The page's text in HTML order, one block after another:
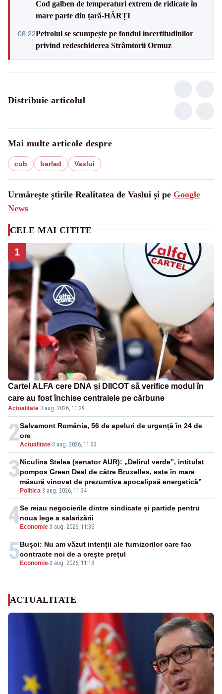
Cod galben de temperaturi extrem de ridicate în
mare parte din țară-HĂRȚI
08:22Petrolul se scumpește pe fondul incertitudinilor
privind redeschiderea Strâmtorii Ormuz
Distribuie articolul
Mai multe articole despre
cub barlad Vaslui
Urmărește știrile Realitatea de Vaslui și pe Google
News
CELE MAI CITITE
1
Cartel ALFA cere DNA și DIICOT să verifice modul în
care au fost închise centralele pe cărbune
Actualitate·3 aug. 2026, 11:29
2Actualitate-3 aug. 2026, 11:33
Salvamont România, 56 de apeluri de urgență în 24 de
ore
3
Politica-3 aug. 2026, 11:34
Niculina Stelea (senator AUR): „Delirul verde”, intitulat
pompos Green Deal de către Bruxelles, este în mare
măsură vinovat de prezumtiva apocalipsă energetică”
4 Economie-3 aug. 2026, 11:36
Se reiau negocierile dintre sindicate și partide pentru
noua lege a salarizării
5 Economie-3 aug. 2026, 11:18
Bușoi: Nu am văzut intenții ale furnizorilor care fac
contracte noi de a crește prețul
ACTUALITATE